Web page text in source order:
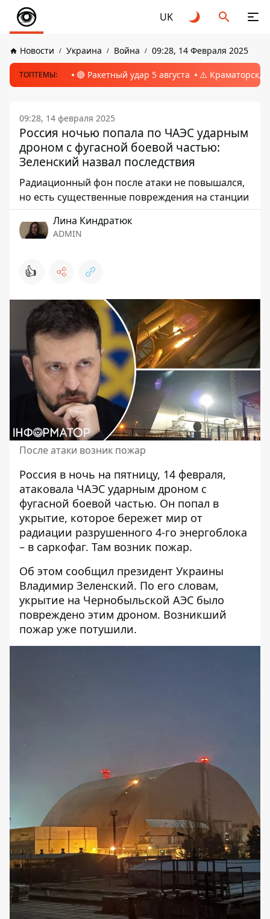
UK
Новости Украина Война 09:28, 14 Февраля 2025
ТОПТЕМЫ: 🔴 Ракетный удар 5 августа ⚠️ Краматорск,
09:28, 14 февраля 2025
Россия ночью попала по ЧАЭС ударным
дроном с фугасной боевой частью:
Зеленский назвал последствия
Радиационный фон после атаки не повышался,
но есть существенные повреждения на станции
Лина Киндратюк
ADMIN
👍
После атаки возник пожар
Россия в ночь на пятницу, 14 февраля,
атаковала ЧАЭС ударным дроном с
фугасной боевой частью. Он попал в
укрытие, которое бережет мир от
радиации разрушенного 4-го энергоблока
– в саркофаг. Там возник пожар.
Об этом сообщил президент Украины
Владимир Зеленский. По его словам,
укрытие на Чернобыльской АЭС было
повреждено этим дроном. Возникший
пожар уже потушили.